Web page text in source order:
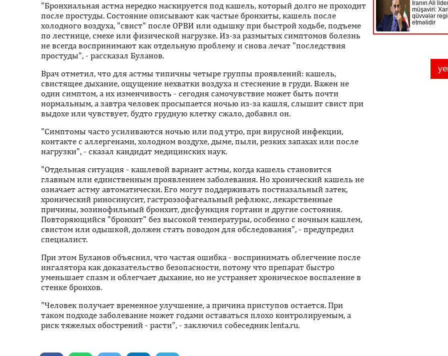
"Бронхиальная астма нередко маскируется под кашель, который долго не проходит
после простуды. Состояние описывают как частые бронхиты, кашель после
холодного воздуха, "свист" после ОРВИ или одышку при быстрой ходьбе, подъеме
по лестнице, смехе или физической нагрузке. Из-за размытых симптомов болезнь
не всегда воспринимают как отдельную проблему и снова лечат "последствия
простуды", - рассказал Буланов.
Врач отметил, что для астмы типичны четыре группы проявлений: кашель,
свистящее дыхание, ощущение нехватки воздуха и стеснение в груди. Важен не
один симптом, а их изменчивость - сегодня самочувствие может быть почти
нормальным, а завтра человек просыпается ночью из-за кашля, слышит свист при
выдохе или чувствует, будто грудную клетку сжало, добавил он.
"Симптомы часто усиливаются ночью или под утро, при вирусной инфекции,
контакте с аллергенами, холодном воздухе, дыме, пыли, резких запахах или после
нагрузки", - сказал кандидат медицинских наук.
"Отдельная ситуация - кашлевой вариант астмы, когда кашель становится
главным или единственным проявлением заболевания. Но хронический кашель не
означает астму автоматически. Его могут поддерживать постназальный затек,
хронический риносинусит, гастроэзофагеальный рефлюкс, лекарственные
причины, эозинофильный бронхит, дисфункция гортани и другие состояния.
Повторяющийся "бронхит" без высокой температуры, особенно с ночным кашлем,
свистом или одышкой, должен стать поводом для обследования", - предупредил
специалист.
При этом Буланов объяснил, что частая ошибка - воспринимать облегчение после
ингалятора как доказательство безопасности, потому что препарат быстро
уменьшает спазм и облегчает дыхание, но не устраняет хроническое воспаление в
стенке бронхов.
"Человек получает временное улучшение, а причина приступов остается. При
таком подходе заболевание может годами оставаться плохо контролируемым, а
риск тяжелых обострений - расти", - заключил собеседник lenta.ru.